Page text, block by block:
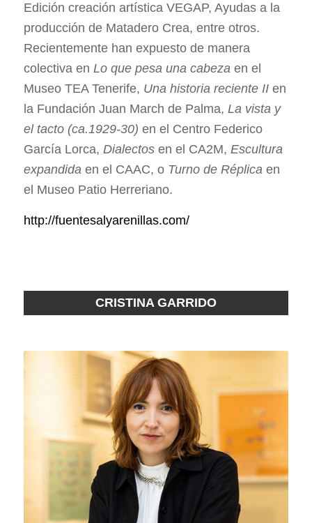
Edición creación artística VEGAP, Ayudas a la
producción de Matadero Crea, entre otros.
Recientemente han expuesto de manera
colectiva en Lo que pesa una cabezaen el
Museo TEA Tenerife, Una historia reciente IIen
la Fundación Juan March de Palma, La vista y
el tacto (ca.1929-30) en el Centro Federico
García Lorca, Dialectosen el CA2M, Escultura
expandidaen el CAAC, o Turno de Réplicaen
el Museo Patio Herreriano.
http://fuentesalyarenillas.com/
CRISTINA GARRIDO